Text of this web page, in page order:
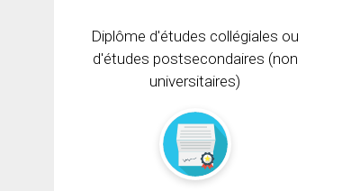
Diplôme d'études collégiales ou
d'études postsecondaires (non
universitaires)